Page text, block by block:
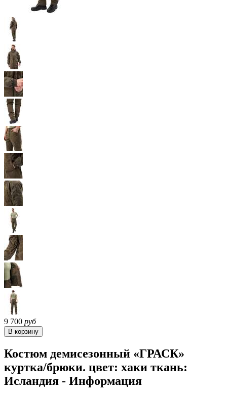
9 700 руб
Костюм демисезонный «ГРАСК»
куртка/брюки. цвет: хаки ткань:
Исландия - Информация